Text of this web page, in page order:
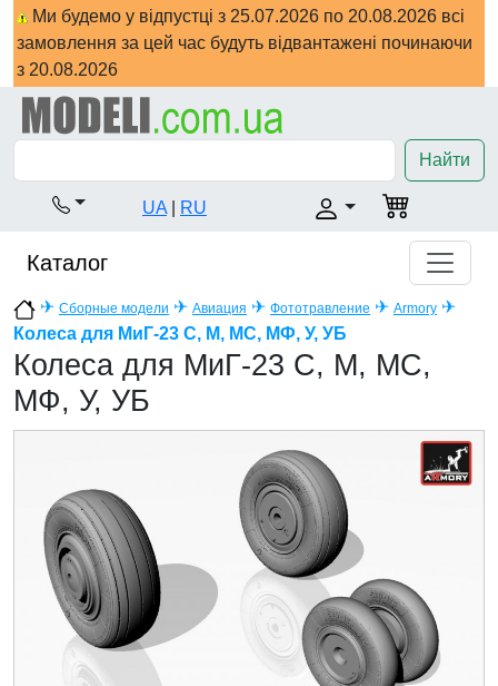
Ми будемо у відпустці з 25.07.2026 по 20.08.2026 всі
замовлення за цей час будуть відвантажені починаючи
з 20.08.2026
Найти
UA RU
Каталог
✈ Сборные модели ✈ Авиация ✈ Фототравление ✈ Armory ✈
Колеса для МиГ-23 С, М, МС, МФ, У, УБ
Колеса для МиГ-23 С, М, МС,
МФ, У, УБ